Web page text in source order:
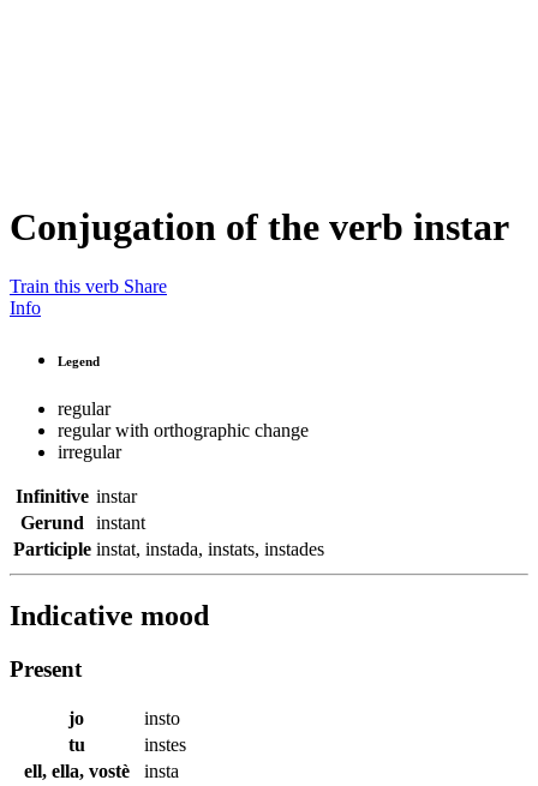
Conjugation of the verb instar
Train this verb Share
Info
Legend
regular
regular with orthographic change
irregular
Infinitive instar
Gerund
instant
Participle instat, instada, instats, instades
Indicative mood
Present
jo
insto
tu
instes
ell, ella, vostè
insta